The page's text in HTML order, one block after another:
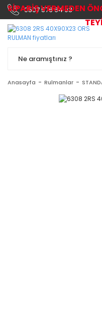
0507 576 64 03
Anasayfa Rulmanlar
SİPARİŞ VERMEDEN